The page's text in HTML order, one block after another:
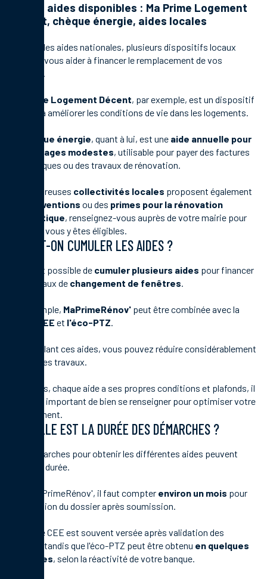
Autres aides disponibles : Ma Prime Logement
Décent, chèque énergie, aides locales
En plus des aides nationales, plusieurs dispositifs locaux
peuvent vous aider à financer le remplacement de vos
fenêtres.
Ma Prime Logement Décent, par exemple, est un dispositif
destiné à améliorer les conditions de vie dans les logements.
chèque énergie, quant à lui, est une aide annuelle pour
les ménages modestes, utilisable pour payer des factures
énergétiques ou des travaux de rénovation.
De nombreuses collectivités locales proposent également
subventions ou des primes pour la rénovation
énergétique, renseignez-vous auprès de votre mairie pour
savoir si vous y êtes éligibles.
PEUT-ON CUMULER LES AIDES ?
Oui, il est possible de cumuler plusieurs aides pour financer
vos travaux de changement de fenêtres.
Par exemple, MaPrimeRénov' peut être combinée avec la
Prime CEE et l'éco-PTZ.
En cumulant ces aides, vous pouvez réduire considérablement
le coût des travaux.
Toutefois, chaque aide a ses propres conditions et plafonds, il
est donc important de bien se renseigner pour optimiser votre
financement.
QUELLE EST LA DURÉE DES DÉMARCHES ?
Les démarches pour obtenir les différentes aides peuvent
varier en durée.
Pour MaPrimeRénov', il faut compter environ un mois pour
l'instruction du dossier après soumission.
La Prime CEE est souvent versée après validation des
travaux, tandis que l'éco-PTZ peut être obtenu en quelques
semaines, selon la réactivité de votre banque.